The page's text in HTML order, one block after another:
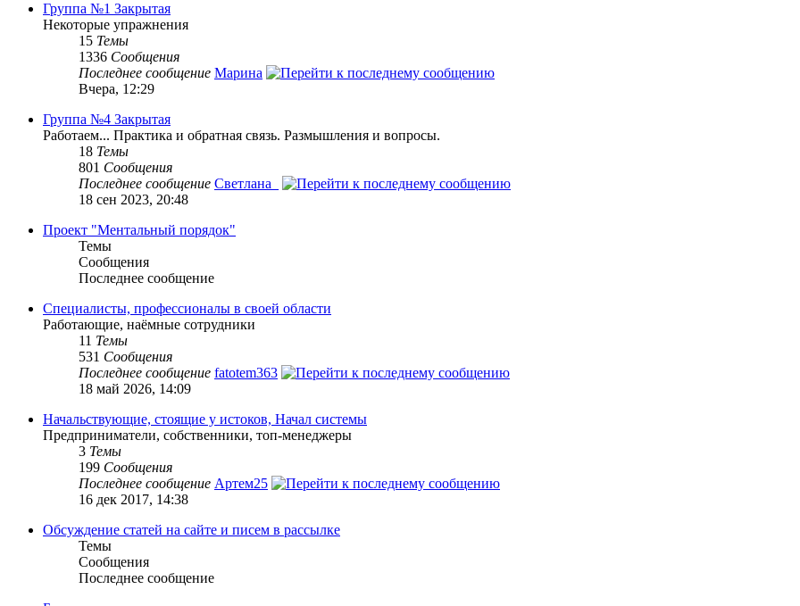
Группа №1 Закрытая
Некоторые упражнения
15 Темы
1336 Сообщения
Последнее сообщение Марина
Вчера, 12:29
Группа №4 Закрытая
Работаем... Практика и обратная связь. Размышления и вопросы.
18 Темы
801 Сообщения
Последнее сообщение Светлана_
18 сен 2023, 20:48
Проект "Ментальный порядок"
Темы
Сообщения
Последнее сообщение
Специалисты, профессионалы в своей области
Работающие, наёмные сотрудники
11 Темы
531 Сообщения
Последнее сообщение fatotem363
18 май 2026, 14:09
Начальствующие, стоящие у истоков, Начал системы
Предприниматели, собственники, топ-менеджеры
3 Темы
199 Сообщения
Последнее сообщение Артем25
16 дек 2017, 14:38
Обсуждение статей на сайте и писем в рассылке
Темы
Сообщения
Последнее сообщение